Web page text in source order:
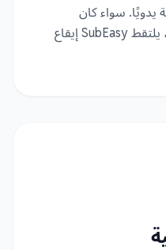
سواء كان
الفيديو ساعة أو ثوانٍ معدودة، يلتقط SubEasy إيقاع